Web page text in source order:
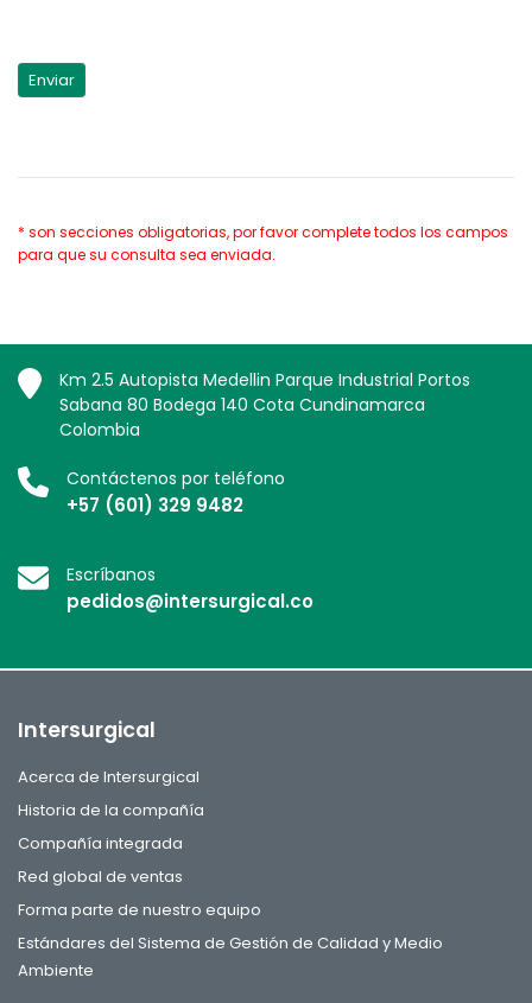
* son secciones obligatorias, por favor complete todos los campos
para que su consulta sea enviada.
Km 2.5 Autopista Medellin Parque Industrial Portos
Sabana 80 Bodega 140 Cota Cundinamarca
Colombia
Contáctenos por teléfono
+57 (601) 329 9482
Escríbanos
pedidos@intersurgical.co
Intersurgical
Acerca de Intersurgical
Historia de la compañía
Compañía integrada
Red global de ventas
Forma parte de nuestro equipo
Estándares del Sistema de Gestión de Calidad y Medio
Ambiente